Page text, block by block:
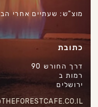
מוצ"ש: שעתיים אחרי הבדלה
כתובת
דרך החורש 90
רמות ב
ירושלים